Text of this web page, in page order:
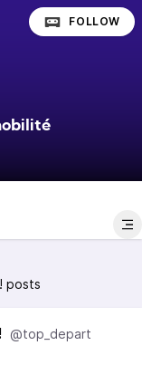
FOLLOW
posts
@top_depart